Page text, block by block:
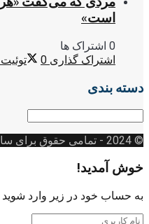
است»
0 اشتراک ها
اشتراک گذاری 0 توئیت
دسته بندی
© 2024
- تمامی حقوق برای
خوش آمدید!
به حساب خود در زیر وارد شوید